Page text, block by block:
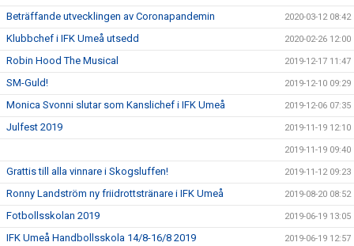
Beträffande utvecklingen av Coronapandemin 2020-03-12 08:42
Klubbchef i IFK Umeå utsedd 2020-02-26 12:00
Robin Hood The Musical 2019-12-17 11:47
SM-Guld! 2019-12-10 09:29
Monica Svonni slutar som Kanslichef i IFK Umeå 2019-12-06 07:35
Julfest 2019 2019-11-19 12:10
2019-11-19 09:40
Grattis till alla vinnare i Skogsluffen! 2019-11-12 09:23
Ronny Landström ny friidrottstränare i IFK Umeå 2019-08-20 08:52
Fotbollsskolan 2019 2019-06-19 13:05
IFK Umeå Handbollsskola 14/8-16/8 2019 2019-06-19 12:57